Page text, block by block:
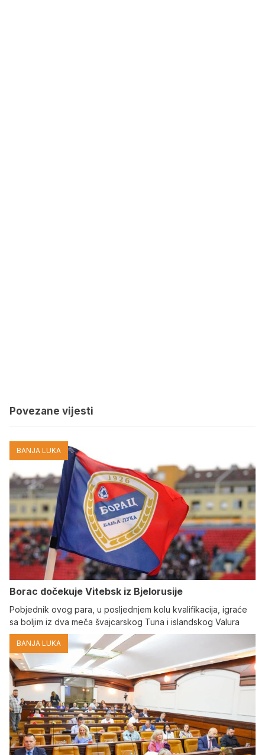
Povezane vijesti
BANJA LUKA
Borac dočekuje Vitebsk iz Bjelorusije
Pobjednik ovog para, u posljednjem kolu kvalifikacija, igraće
sa boljim iz dva meča švajcarskog Tuna i islandskog Valura
BANJA LUKA